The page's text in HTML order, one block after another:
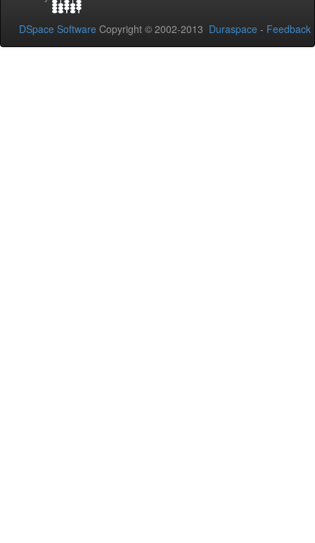
DSpace Software Copyright © 2002-2013 Duraspace - Feedback